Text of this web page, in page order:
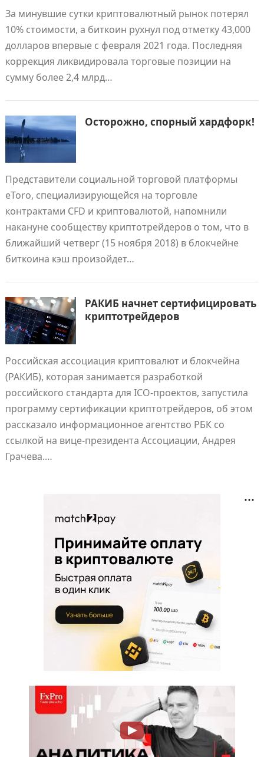
За минувшие сутки криптовалютный рынок потерял
10% стоимости, а биткоин рухнул под отметку 43,000
долларов впервые с февраля 2021 года. Последняя
коррекция ликвидировала торговые позиции на
сумму более 2,4 млрд…
Осторожно, спорный хардфорк!
Представители социальной торговой платформы
eToro, специализирующейся на торговле
контрактами CFD и криптовалютой, напомнили
накануне сообществу криптотрейдеров о том, что в
ближайший четверг (15 ноября 2018) в блокчейне
биткоина кэш произойдет…
РАКИБ начнет сертифицировать
криптотрейдеров
Российская ассоциация криптовалют и блокчейна
(РАКИБ), которая занимается разработкой
российского стандарта для ICO-проектов, запустила
программу сертификации криптотрейдеров, об этом
рассказало информационное агентство РБК со
ссылкой на вице-президента Ассоциации, Андрея
Грачева.…